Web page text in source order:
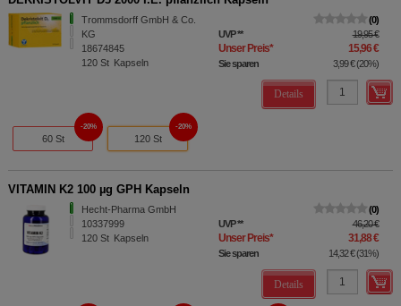
Trommsdorff GmbH & Co.
KG
18674845
120 St Kapseln
0
UVP** 19,95 €
Unser Preis* 15,96 €
Sie sparen 3,99 €(20%)
Details
60 St
20%
120 St
20%
VITAMIN K2 100 µg GPH Kapseln
Hecht-Pharma GmbH
10337999
120 St Kapseln
0
UVP** 46,20 €
Unser Preis* 31,88 €
Sie sparen 14,32 €(31%)
Details